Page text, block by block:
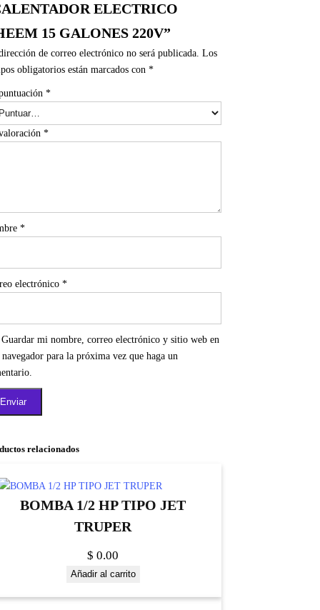
ELECTRICO
15 GALONES 220V”
de correo electrónico no será publicada. Los
obligatorios están marcados con *
*
*
*
electrónico *
Guardar mi nombre, correo electrónico y sitio web en
navegador para la próxima vez que haga un
relacionados
BOMBA 1/2 HP TIPO JET
TRUPER
$ 0.00
Añadir al carrito